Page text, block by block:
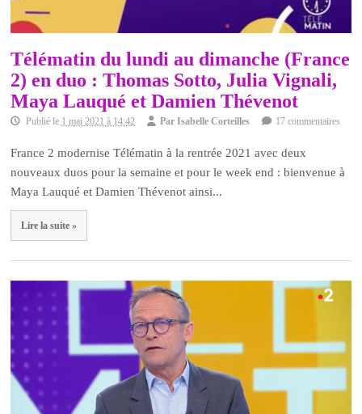
Télématin du lundi au dimanche (France
2) en duo : Thomas Sotto, Julia Vignali,
Maya Lauqué et Damien Thévenot
Publié le 1 mai 2021 à 14:42 ParIsabelle Corteilles 17 commentaires
France 2 modernise Télématin à la rentrée 2021 avec deux
nouveaux duos pour la semaine et pour le week end : bienvenue à
Maya Lauqué et Damien Thévenot ainsi...
Lire la suite »